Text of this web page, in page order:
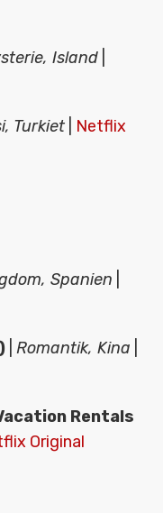
Island
Turkiet
Netflix
Spanien
Romantik, Kina
Rentals
Original